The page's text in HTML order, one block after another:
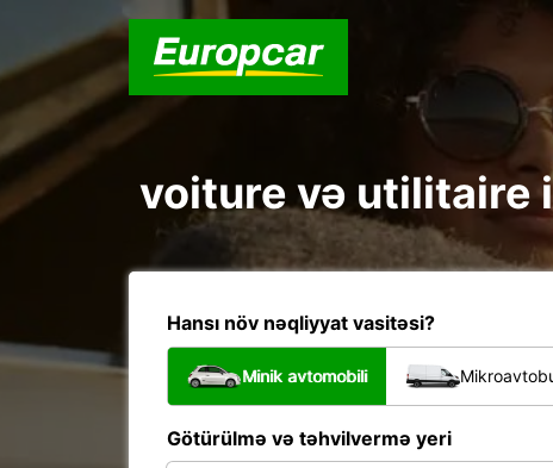
voiture və utilitaire
Hansı növ nəqliyyat vasitəsi?
Minik avtomobili
Götürülmə və təhvilvermə yeri